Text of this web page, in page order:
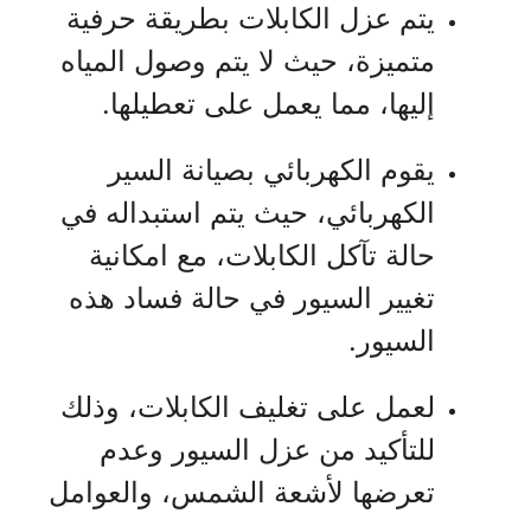
يتم عزل الكابلات بطريقة حرفية
متميزة، حيث لا يتم وصول المياه
إليها، مما يعمل على تعطيلها.
يقوم الكهربائي بصيانة السير
الكهربائي، حيث يتم استبداله في
حالة تآكل الكابلات، مع امكانية
تغيير السيور في حالة فساد هذه
السيور.
لعمل على تغليف الكابلات، وذلك
للتأكيد من عزل السيور وعدم
تعرضها لأشعة الشمس، والعوامل